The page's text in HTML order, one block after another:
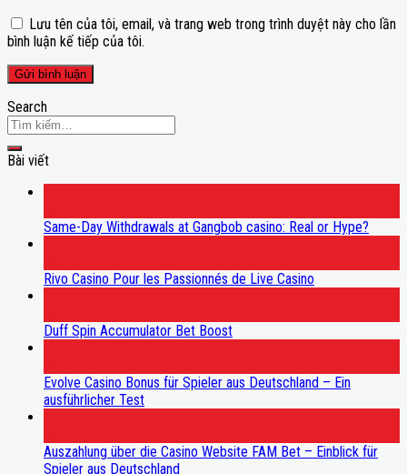
Lưu tên của tôi, email, và trang web trong trình duyệt này cho lần
bình luận kế tiếp của tôi.
Search
Bài viết
Same-Day Withdrawals at Gangbob casino: Real or Hype?
Rivo Casino Pour les Passionnés de Live Casino
Duff Spin Accumulator Bet Boost
Evolve Casino Bonus für Spieler aus Deutschland – Ein
ausführlicher Test
Auszahlung über die Casino Website FAM Bet – Einblick für
Spieler aus Deutschland